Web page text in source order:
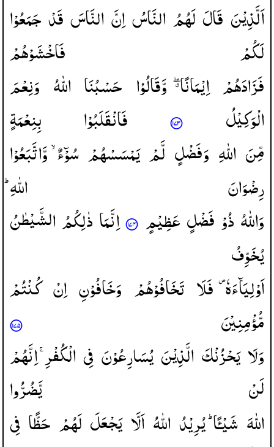
اَلَّذِیْنَ قَالَلَهُمُ النَّاسُاِنَّ النَّاسَ قَدْجَمَعُوْا
لَكُمْ
فَاخْشَوْهُمْ
فَزَادَهُمْ اِیْمَانًا ۖۗ وَّقَالُوْا حَسْبُنَا اللّٰهُ وَنِعْمَ
الْوَكِیْلُ
فَانْقَلَبُوْا
بِنِعْمَةٍ
مِّنَ اللّٰهِ وَفَضْلٍ لَّمْ یَمْسَسْهُمْ سُوْٓءٌ ۙ وَّاتَّبَعُوْا
رِضْوَانَ
اللّٰهِ ؕ
وَاللّٰهُذُوْفَضْلٍعَظِیْمٍ اِنَّمَاذٰلِكُمُالشَّیْطٰنُ
یُخَوِّفُ
اَوْلِیَآءَهٗ ۪ فَلَا تَخَافُوْهُمْ وَخَافُوْنِ اِنْ كُنْتُمْ
مُّؤْمِنِیْنَ
وَلَا یَحْزُنْكَ الَّذِیْنَ یُسَارِعُوْنَ فِی الْكُفْرِ ۚاِنَّهُمْ
لَنْ
یَّضُرُّوا
اللّٰهَ شَیْـًٔا ؕ یُرِیْدُ اللّٰهُ اَلَّا یَجْعَلَ لَهُمْ حَظًّا فِی